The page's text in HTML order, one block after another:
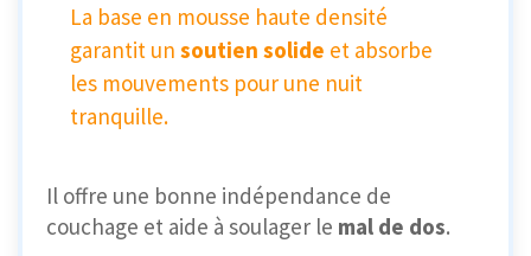
La base en mousse haute densité
garantit un soutien solide et absorbe
les mouvements pour une nuit
tranquille.
Il offre une bonne indépendance de
couchage et aide à soulager le mal de dos.